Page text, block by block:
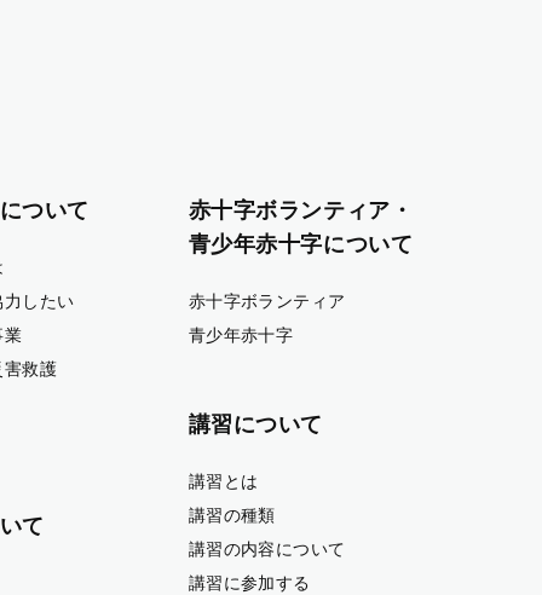
ついて
力したい
業
害救護
て
赤十字ボランティア・
青少年赤十字について
赤十字ボランティア
青少年赤十字
講習について
講習とは
講習の種類
講習の内容について
講習に参加する